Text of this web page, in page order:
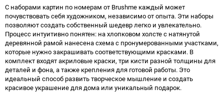
С наборами картин по номерам от Brushme каждый может
почувствовать себя художником, независимо от опыта. Эти наборы
позволяют создать собственный шедевр легко и увлекательно.
Процесс интуитивно понятен: на хлопковом холсте с натянутой
деревянной рамой нанесена схема с пронумерованными участками,
которые нужно закрашивать соответствующими красками. В
комплект входят акриловые краски, три кисти разной толщины для
деталей и фона, а также крепления для готовой работы. Это
идеальный способ развить творческое мышление и создать
красивое украшение для дома или уникальный подарок.